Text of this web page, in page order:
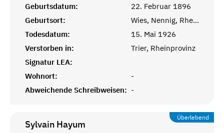
Geburtsdatum:
22. Februar 1896
Geburtsort:
Wies, Nennig, Rheinprovinz
Todesdatum:
15. Mai 1926
Verstorben in:
Trier, Rheinprovinz
Signatur LEA:
Wohnort:
-
Abweichende Schreibweisen: -
Überlebend
Sylvain Hayum